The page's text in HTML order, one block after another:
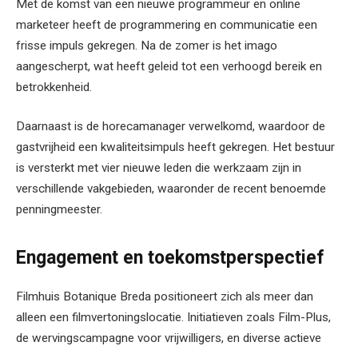
Met de komst van een nieuwe programmeur en online
marketeer heeft de programmering en communicatie een
frisse impuls gekregen. Na de zomer is het imago
aangescherpt, wat heeft geleid tot een verhoogd bereik en
betrokkenheid.
Daarnaast is de horecamanager verwelkomd, waardoor de
gastvrijheid een kwaliteitsimpuls heeft gekregen. Het bestuur
is versterkt met vier nieuwe leden die werkzaam zijn in
verschillende vakgebieden, waaronder de recent benoemde
penningmeester.
Engagement en toekomstperspectief
Filmhuis Botanique Breda positioneert zich als meer dan
alleen een filmvertoningslocatie. Initiatieven zoals Film-Plus,
de wervingscampagne voor vrijwilligers, en diverse actieve